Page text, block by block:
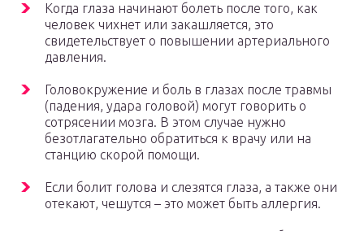
Когда глаза начинают болеть после того, как
человек чихнет или закашляется, это
свидетельствует о повышении артериального
давления.
Головокружение и боль в глазах после травмы
(падения, удара головой) могут говорить о
сотрясении мозга. В этом случае нужно
безотлагательно обратиться к врачу или на
станцию скорой помощи.
Если болит голова и слезятся глаза, а также они
отекают, чешутся – это может быть аллергия.